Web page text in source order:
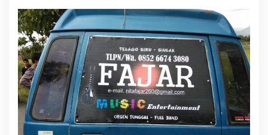
i
J
a
l
a
n